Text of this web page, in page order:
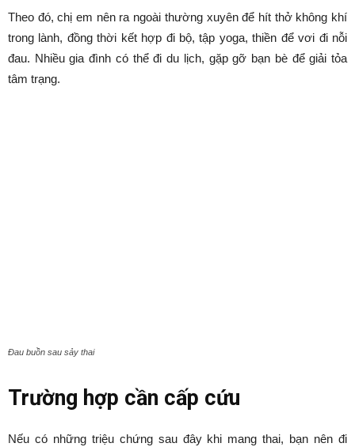
Theo đó, chị em nên ra ngoài thường xuyên để hít thở không khí
trong lành, đồng thời kết hợp đi bộ, tập yoga, thiền để vơi đi nỗi
đau. Nhiều gia đình có thể đi du lịch, gặp gỡ bạn bè để giải tỏa
tâm trạng.
Đau buồn sau sảy thai
Trường hợp cần cấp cứu
Nếu có những triệu chứng sau đây khi mang thai, bạn nên đi